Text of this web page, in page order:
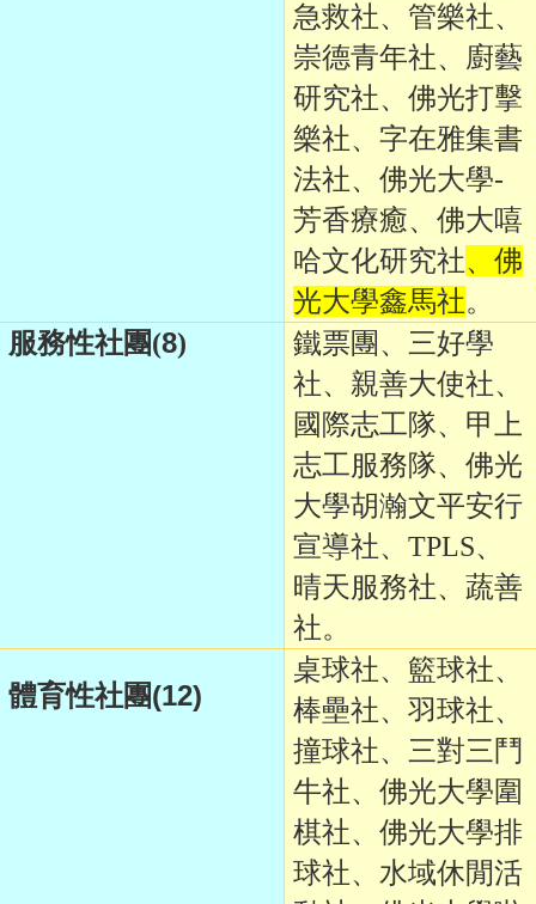
急救社、管樂社、
崇德青年社、廚藝
研究社、佛光打擊
樂社、字在雅集書
法社、佛光大學-
芳香療癒、佛大嘻
哈文化研究社、佛
光大學鑫馬社。
服務性社團(8)
鐵票團、三好學
社、親善大使社、
國際志工隊、甲上
志工服務隊、佛光
大學胡瀚文平安行
宣導社、TPLS、
晴天服務社、蔬善
社。
體育性社團(12)
桌球社、籃球社、
棒壘社、羽球社、
撞球社、三對三鬥
牛社、佛光大學圍
棋社、佛光大學排
球社、水域休閒活